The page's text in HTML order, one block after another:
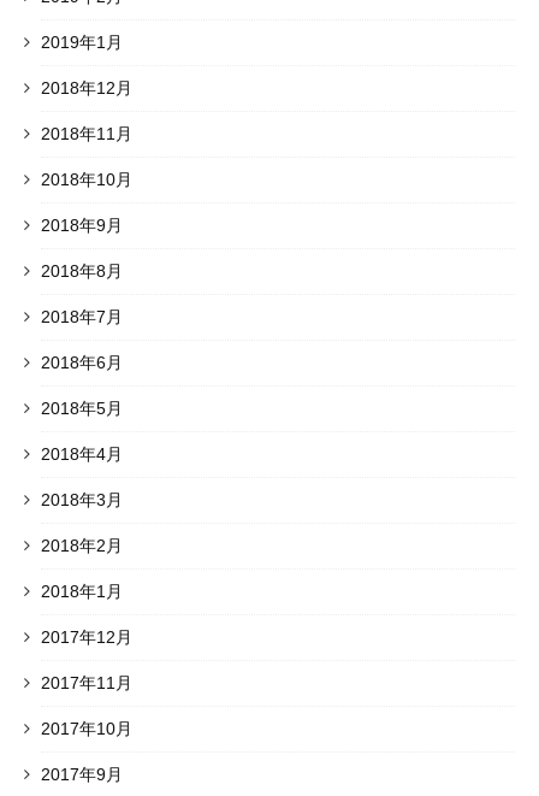
2019年1月
2018年12月
2018年11月
2018年10月
2018年9月
2018年8月
2018年7月
2018年6月
2018年5月
2018年4月
2018年3月
2018年2月
2018年1月
2017年12月
2017年11月
2017年10月
2017年9月